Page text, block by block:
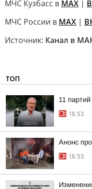
МЧС Кузбасс в MAX |
МЧС России в MAX |
Источник: Канал в
ТОП
11
18:53
Анонс
18:53